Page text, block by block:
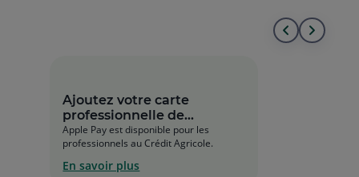
AllerAller
Ajoutez votre carte
professionnelle de
paiement à Apple Pay en
quelques clics !
Apple Pay est disponible pour les
professionnels au Crédit Agricole.
En savoir plus